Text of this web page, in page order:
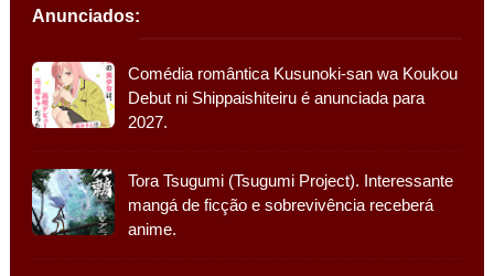
Anunciados:
Comédia romântica Kusunoki-san wa Koukou
Debut ni Shippaishiteiru é anunciada para
2027.
Tora Tsugumi (Tsugumi Project). Interessante
mangá de ficção e sobrevivência receberá
anime.